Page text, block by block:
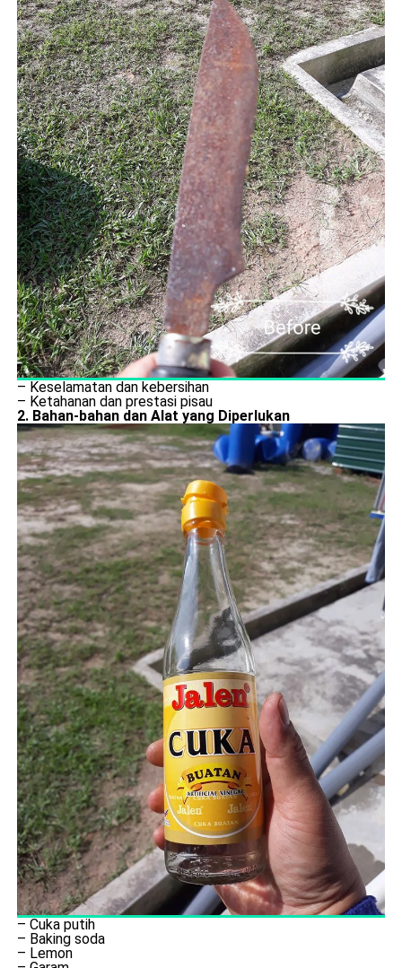
– Keselamatan dan kebersihan
– Ketahanan dan prestasi pisau
2. Bahan-bahan dan Alat yang Diperlukan
– Cuka putih
– Baking soda
– Lemon